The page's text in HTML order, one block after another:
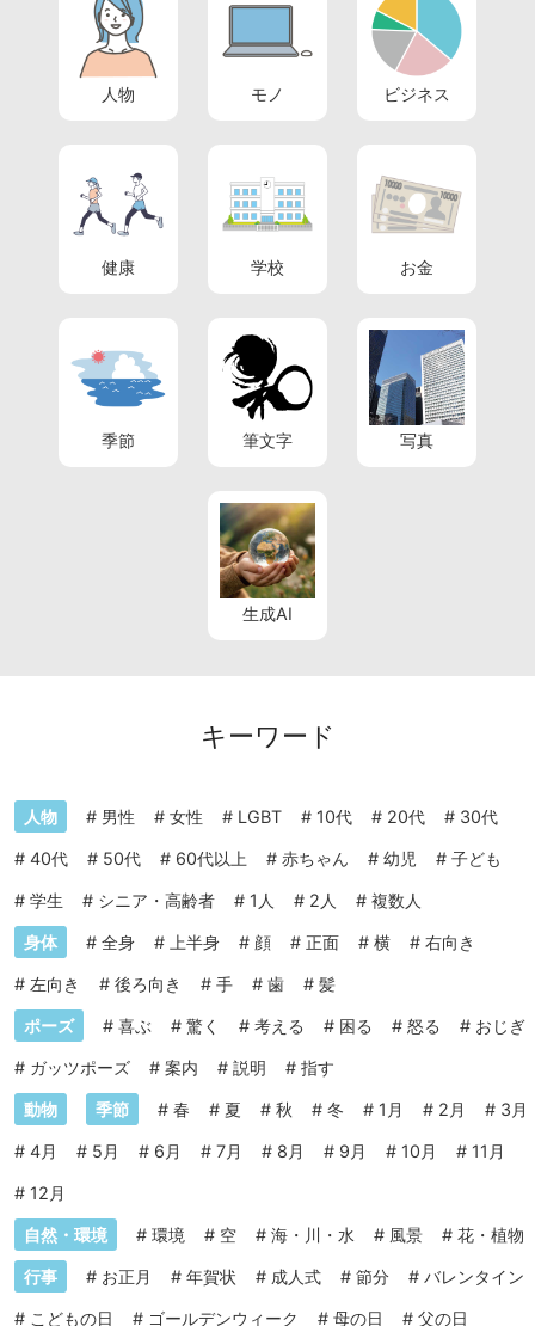
人物 モノ ビジネス
健康 学校 お金
季節 筆文字 写真
生成AI
キーワード
人物 # 男性 # 女性 # LGBT # 10代 # 20代 # 30代
# 40代 # 50代 # 60代以上 # 赤ちゃん # 幼児 # 子ども
# 学生 # シニア・高齢者 # 1人 # 2人 # 複数人
身体 # 全身 # 上半身 # 顔 # 正面 # 横 # 右向き
# 左向き # 後ろ向き # 手 # 歯 # 髪
ポーズ # 喜ぶ # 驚く # 考える # 困る # 怒る # おじぎ
# ガッツポーズ # 案内 # 説明 # 指す
動物 季節 # 春 # 夏 # 秋 # 冬 # 1月 # 2月 # 3月
# 4月 # 5月 # 6月 # 7月 # 8月 # 9月 # 10月 # 11月
# 12月
自然・環境 # 環境 # 空 # 海・川・水 # 風景 # 花・植物
行事 # お正月 # 年賀状 # 成人式 # 節分 # バレンタイン
# こどもの日 # ゴールデンウィーク # 母の日 # 父の日